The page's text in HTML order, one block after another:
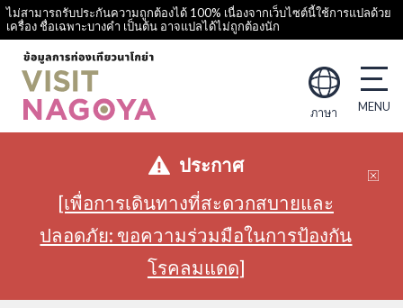
ไม่สามารถรับประกันความถูกต้องได้ 100% เนื่องจากเว็บไซต์นี้ใช้การแปลด้วย
เครื่อง ชื่อเฉพาะบางคำ เป็นต้น อาจแปลได้ไม่ถูกต้องนัก
ภาษา
ประกาศ
[เพื่อการเดินทางที่สะดวกสบายและ
ปลอดภัย: ขอความร่วมมือในการป้องกัน
โรคลมแดด]